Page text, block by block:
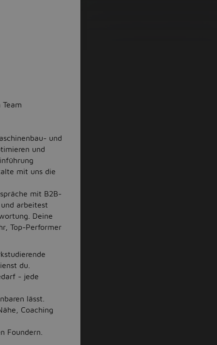
und
und
mit uns die
mit B2B-
arbeitest
Deine
Top-Performer
du.
- jede
lässt.
Coaching
Foundern.